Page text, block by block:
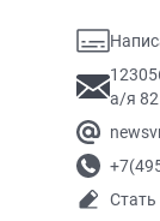
а/я 82